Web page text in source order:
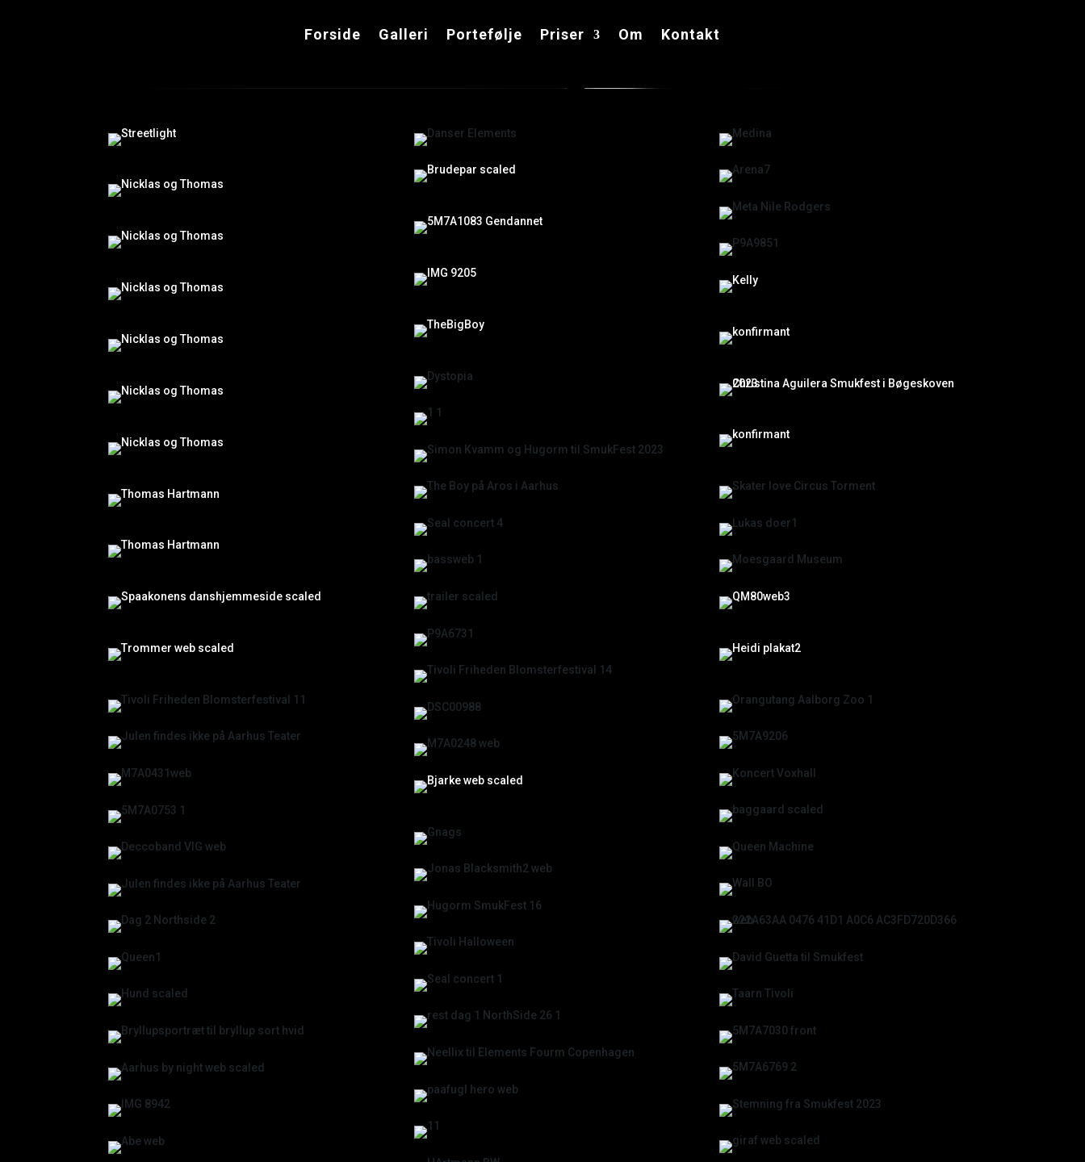
Forside Galleri Portefølje Priser Om Kontakt